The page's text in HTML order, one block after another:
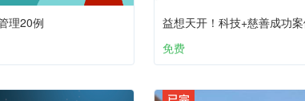
理20例
益想天开！科技+慈善成功
免费